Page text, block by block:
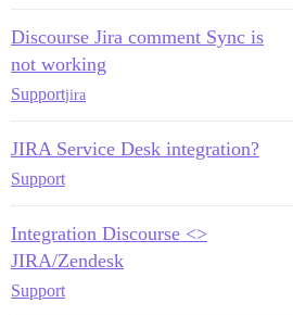
Discourse Jira comment Sync is
not working
Supportjira
JIRA Service Desk integration?
Support
Integration Discourse <>
JIRA/Zendesk
Support